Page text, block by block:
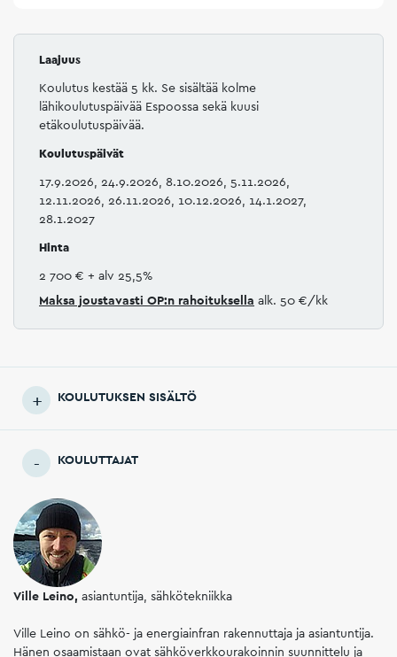
Laajuus
Koulutus kestää 5 kk. Se sisältää kolme
lähikoulutuspäivää Espoossa sekä kuusi
etäkoulutuspäivää.
Koulutuspäivät
17.9.2026, 24.9.2026, 8.10.2026, 5.11.2026,
12.11.2026, 26.11.2026, 10.12.2026, 14.1.2027,
28.1.2027
Hinta
2 700 € + alv 25,5%
Maksa joustavasti OP:n rahoituksella alk. 50 €/kk
KOULUTUKSEN SISÄLTÖ
KOULUTTAJAT
Ville Leino, asiantuntija, sähkötekniikka
Ville Leino on sähkö- ja energiainfran rakennuttaja ja asiantuntija.
Hänen osaamistaan ovat sähköverkkourakoinnin suunnittelu ja